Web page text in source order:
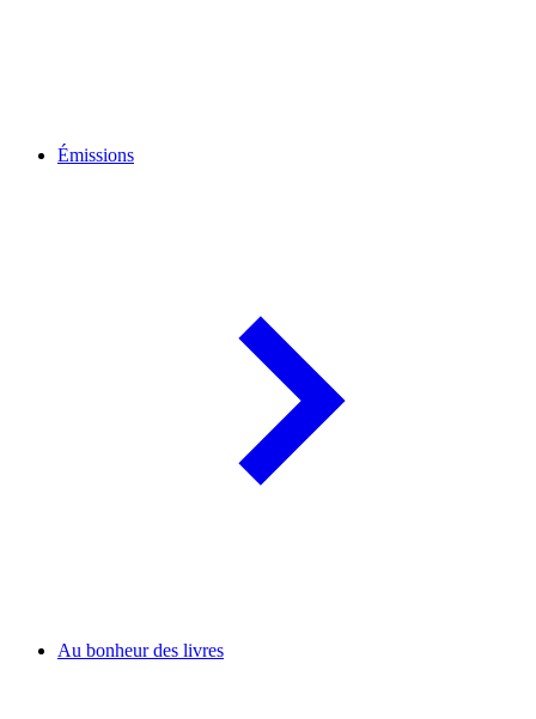
Émissions
Au bonheur des livres